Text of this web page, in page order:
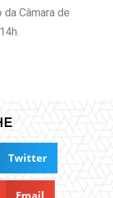
Câmara de
Twitter